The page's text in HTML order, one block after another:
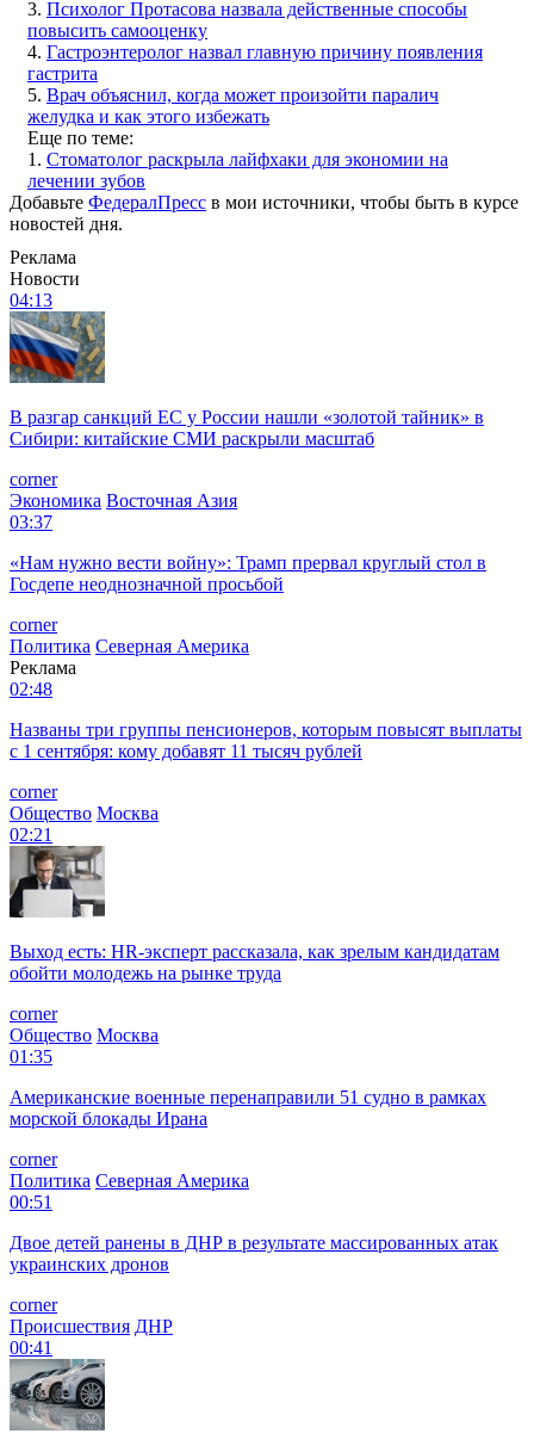
3. Психолог Протасова назвала действенные способы
повысить самооценку
4. Гастроэнтеролог назвал главную причину появления
гастрита
5. Врач объяснил, когда может произойти паралич
желудка и как этого избежать
Еще по теме:
1. Стоматолог раскрыла лайфхаки для экономии на
лечении зубов
Добавьте ФедералПресс в мои источники, чтобы быть в курсе
новостей дня.
Реклама
Новости
04:13
В разгар санкций ЕС у России нашли «золотой тайник» в
Сибири: китайские СМИ раскрыли масштаб
corner
Экономика Восточная Азия
03:37
«Нам нужно вести войну»: Трамп прервал круглый стол в
Госдепе неоднозначной просьбой
corner
Политика Северная Америка
Реклама
02:48
Названы три группы пенсионеров, которым повысят выплаты
с 1 сентября: кому добавят 11 тысяч рублей
corner
Общество Москва
02:21
Выход есть: HR-эксперт рассказала, как зрелым кандидатам
обойти молодежь на рынке труда
corner
Общество Москва
01:35
Американские военные перенаправили 51 судно в рамках
морской блокады Ирана
corner
Политика Северная Америка
00:51
Двое детей ранены в ДНР в результате массированных атак
украинских дронов
corner
Происшествия ДНР
00:41